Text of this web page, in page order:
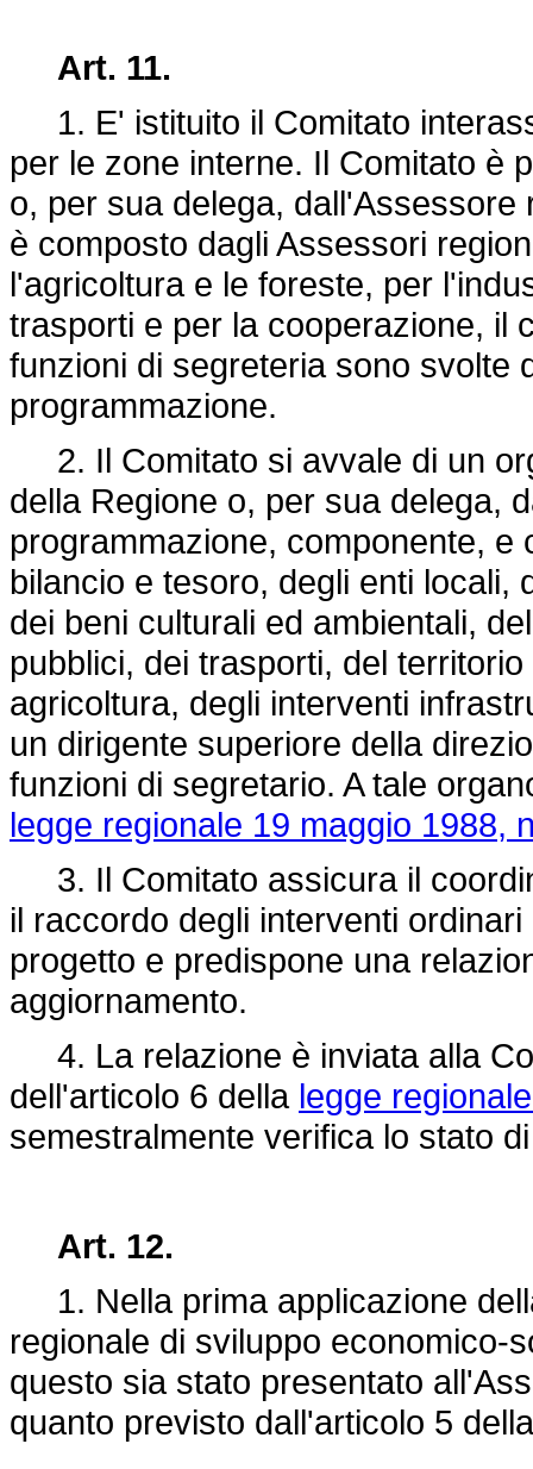
Art. 11.
1. E' istituito il Comitato
per le zone interne. Il Comitato è
o, per sua delega,
è composto dagli Assessori
l'agricoltura e le foreste, per
trasporti e per la cooperazione, il
funzioni di segreteria sono svolte
programmazione.
2. Il Comitato si avvale di un
della Regione o, per sua delega,
programmazione, componente, e
bilancio e tesoro, degli enti locali,
dei beni culturali ed ambientali,
pubblici, dei trasporti, del
agricoltura, degli interventi
un dirigente superiore della
funzioni di segretario. A tale
legge regionale 19 maggio 1988,
3. Il Comitato assicura il
il raccordo degli interventi
progetto e predispone una
aggiornamento.
4. La relazione è inviata alla
dell'articolo 6 della legge
semestralmente verifica lo stato
Art. 12.
1. Nella prima applicazione
regionale di sviluppo economico-
questo sia stato presentato
quanto previsto dall'articolo 5